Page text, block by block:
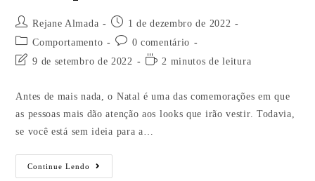
Rejane Almada
1 de dezembro de 2022
Comportamento
0 comentário
9 de setembro de 2022
2 minutos de leitura
Antes de mais nada, o Natal é uma das comemorações em que
as pessoas mais dão atenção aos looks que irão vestir. Todavia,
se você está sem ideia para a…
Continue Lendo